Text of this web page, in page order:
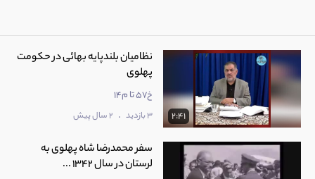
2:41
نظامیان بلندپایه بهائی در حکومت
پهلوی
خ57 تا م14
3 بازدید . 2 سال پیش
سفر محمدرضا شاه پهلوی به
لرستان در سال 1342 ...